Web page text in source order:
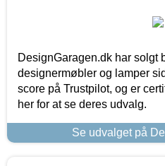
DesignGaragen.dk har solgt
designermøbler og lamper
score på Trustpilot, og er
her for at se deres udvalg.
Se udvalget på